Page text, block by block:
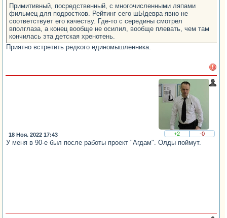
Примитивный, посредственный, с многочисленными ляпами
фильмец для подростков. Рейтинг сего шЫдевра явно не
соответствует его качеству. Где-то с середины смотрел
вполглаза, а конец вообще не осилил, вообще плевать, чем там
кончилась эта детская хренотень.
Приятно встретить редкого единомышленника.
18 Ноя. 2022 17:43 +2 -0
У меня в 90-е был после работы проект "Агдам". Олды поймут.